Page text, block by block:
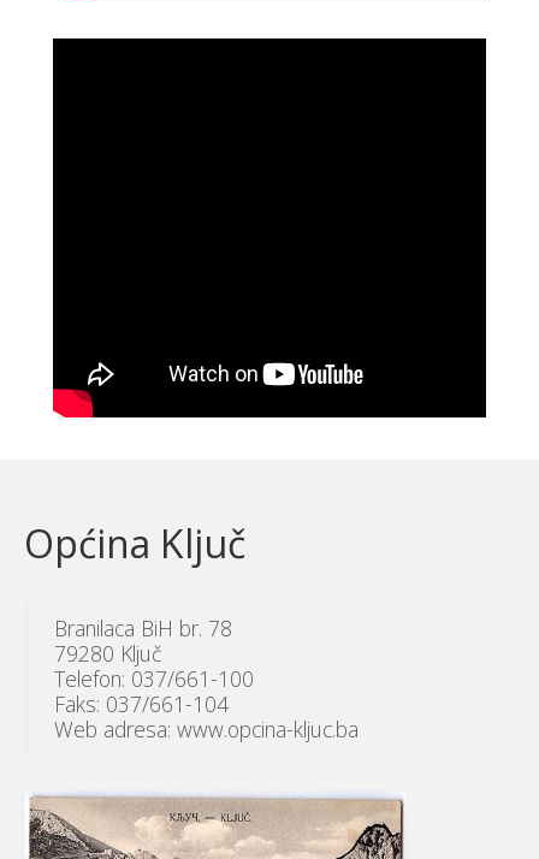
Općina Ključ
Branilaca BiH br. 78
79280 Ključ
Telefon: 037/661-100
Faks: 037/661-104
Web adresa: www.opcina-kljuc.ba